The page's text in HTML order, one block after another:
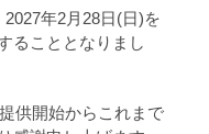
年2月28日(日)を
ることとなりまし
供開始からこれまで